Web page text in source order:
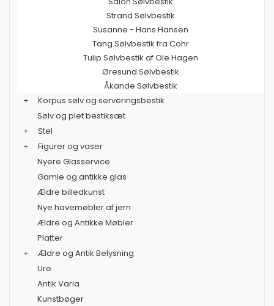
Strand Sølvbestik
Susanne - Hans Hansen
Tang Sølvbestik fra Cohr
Tulip Sølvbestik af Ole Hagen
Øresund Sølvbestik
Åkande Sølvbestik
+
Korpus sølv og serveringsbestik
Sølv og plet bestiksæt
+
Stel
+
Figurer og vaser
Nyere Glasservice
Gamle og antikke glas
Ældre billedkunst
Nye havemøbler af jern
Ældre og Antikke Møbler
Platter
+
Ældre og Antik Belysning
Ure
Antik Varia
Kunstbøger